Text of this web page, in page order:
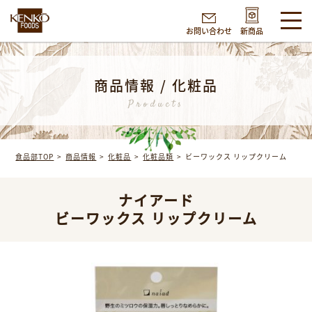
お問い合わせ 新商品
商品情報 / 化粧品
Products
食品部TOP 商品情報 化粧品 化粧品類 ビーワックス リップクリーム
ナイアード
ビーワックス リップクリーム